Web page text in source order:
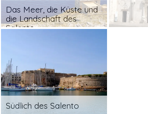
Das Meer, die Küste und
die Landschaft des
Salento
Südlich des Salento